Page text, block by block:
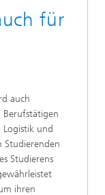
für
auch
Berufstätigen
und
Studierenden
Studierens
ihren